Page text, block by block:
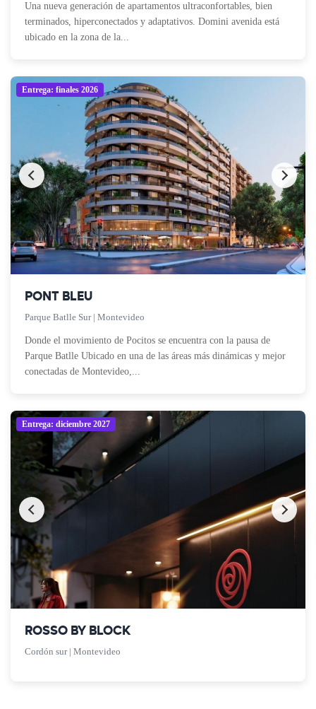
Una nueva generación de apartamentos ultraconfortables, bien
terminados, hiperconectados y adaptativos. Domini avenida está
ubicado en la zona de la...
Entrega: finales 2026
PONT BLEU
Parque Batlle Sur | Montevideo
Donde el movimiento de Pocitos se encuentra con la pausa de
Parque Batlle Ubicado en una de las áreas más dinámicas y mejor
conectadas de Montevideo,...
Entrega: diciembre 2027
ROSSO BY BLOCK
Cordón sur | Montevideo